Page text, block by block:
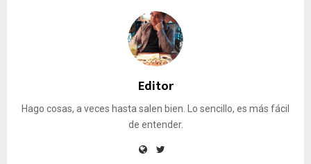
Editor
Hago cosas, a veces hasta salen bien. Lo sencillo, es más fácil
de entender.